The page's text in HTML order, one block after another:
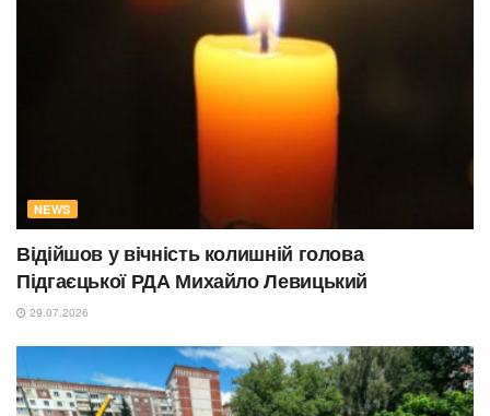
NEWS
Відійшов у вічність колишній голова
Підгаєцької РДА Михайло Левицький
29.07.2026